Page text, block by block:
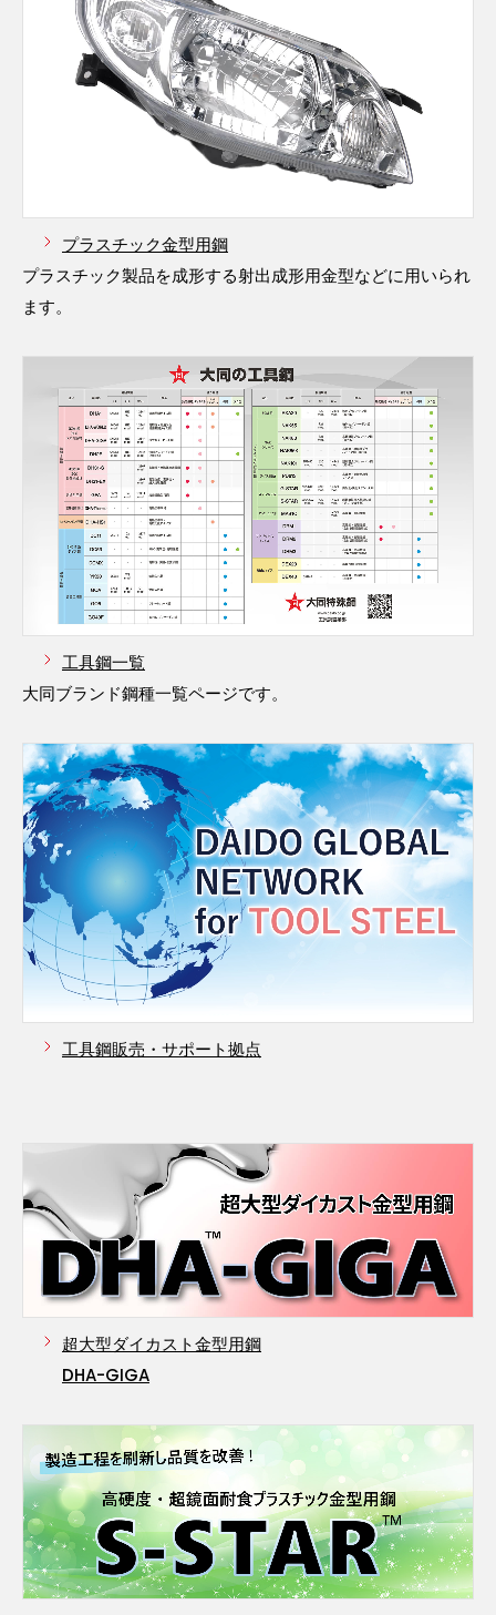
プラスチック金型用鋼
プラスチック製品を成形する射出成形用金型などに用いられ
ます。
工具鋼一覧
大同ブランド鋼種一覧ページです。
工具鋼販売・サポート拠点
超大型ダイカスト金型用鋼
DHA-GIGA